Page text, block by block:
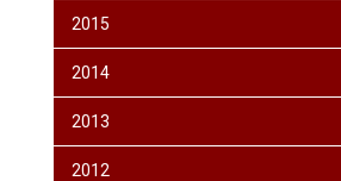
2015
2014
2013
2012